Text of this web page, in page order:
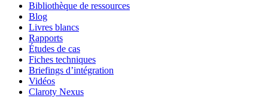
Bibliothèque de ressources
Blog
Livres blancs
Rapports
Études de cas
Fiches techniques
Briefings d’intégration
Vidéos
Claroty Nexus